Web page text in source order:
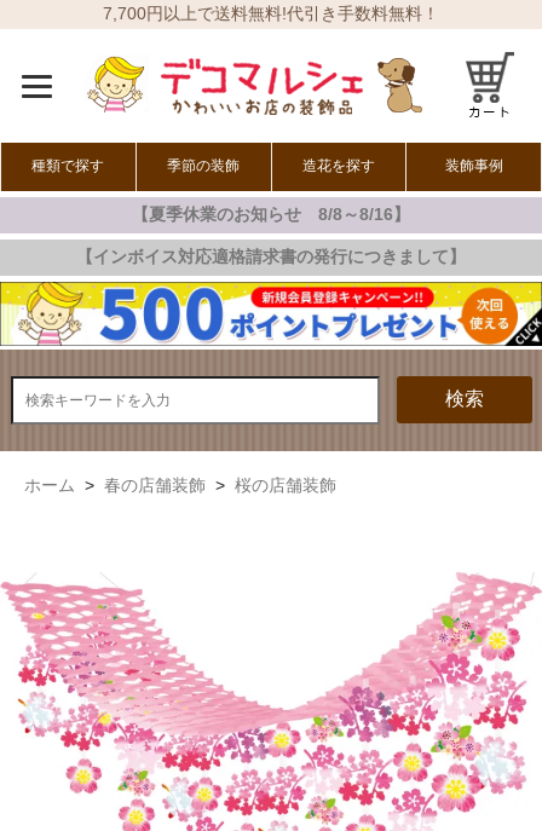
7,700円以上で送料無料!代引き手数料無料！
種類で探す 季節の装飾
春の装飾
夏の装飾
秋の装飾
冬の装飾
オールシーズン
造花を探す 装飾事例
【夏季休業のお知らせ 8/8～8/16】
【インボイス対応適格請求書の発行につきまして】
検索
ホーム > 春の店舗装飾 > 桜の店舗装飾